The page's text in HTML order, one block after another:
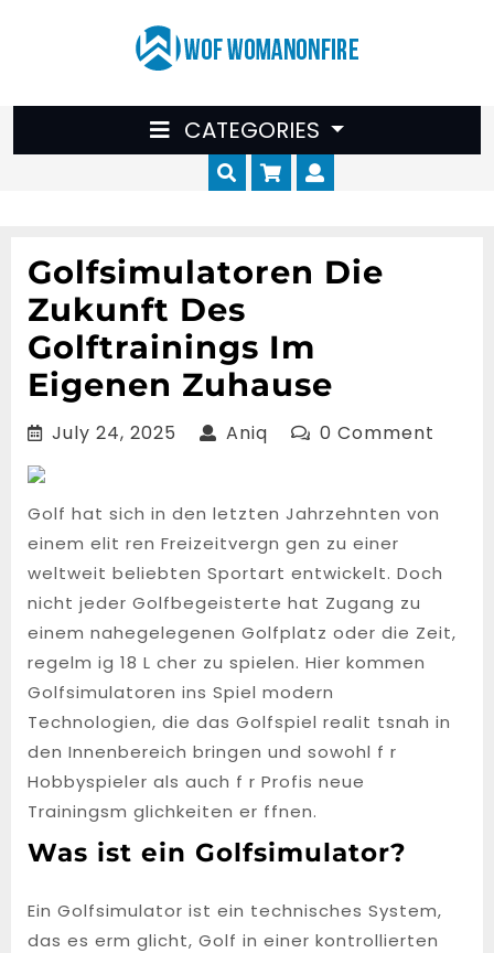
CATEGORIES
Cart
Golfsimulatoren Die
Zukunft Des
Golftrainings Im
Eigenen Zuhause
July 24, 2025 July Aniq Aniq 0 Comment
Golf hat sich in den letzten Jahrzehnten von
einem elit ren Freizeitvergn gen zu einer
weltweit beliebten Sportart entwickelt. Doch
nicht jeder Golfbegeisterte hat Zugang zu
einem nahegelegenen Golfplatz oder die Zeit,
regelm ig 18 L cher zu spielen. Hier kommen
Golfsimulatoren ins Spiel modern
Technologien, die das Golfspiel realit tsnah in
den Innenbereich bringen und sowohl f r
Hobbyspieler als auch f r Profis neue
Trainingsm glichkeiten er ffnen.
Was ist ein Golfsimulator?
Ein Golfsimulator ist ein technisches System,
das es erm glicht, Golf in einer kontrollierten